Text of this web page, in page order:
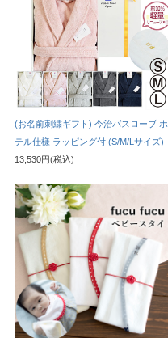
(お名前刺繍ギフト) 今治バスローブ ホ
テル仕様 ラッピング付 (S/M/Lサイズ)
13,530円(税込)